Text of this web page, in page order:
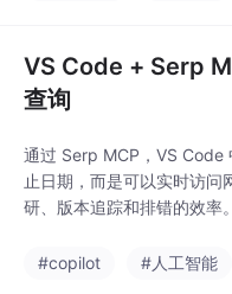
VS Code + Serp
查询
通过 Serp MCP，VS Code
止日期，而是可以实时访问
研、版本追踪和排错的效率
议官网。
#copilot #人工智能